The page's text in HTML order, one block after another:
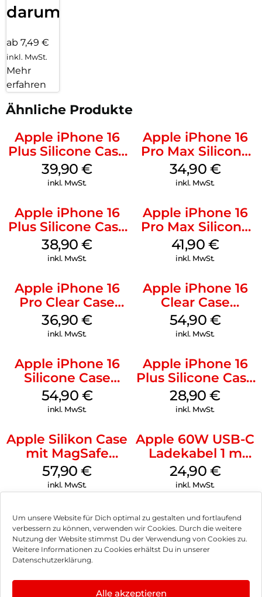
Um unsere Website für Dich optimal zu gestalten und fortlaufend
verbessern zu können, verwenden wir Cookies. Durch die weitere
Nutzung der Website stimmst Du der Verwendung von Cookies zu.
Weitere Informationen zu Cookies erhältst Du in unserer
Datenschutzerklärung.
Alle akzeptieren
darum!
ab 7,49 €
inkl. MwSt.
Mehr
erfahren
Ähnliche Produkte
Apple iPhone 16
Plus Silicone Case
MagSafe Plum
39,90€
inkl. MwSt.
Apple iPhone 16
Pro Max Silicone
Case MagSafe
Denim
34,90 €
inkl. MwSt.
Apple iPhone 16
Plus Silicone Case
MagSafe Denim
38,90€
inkl. MwSt.
Apple iPhone 16
Pro Max Silicone
Case MagSafe
Ultramarine
41,90 €
inkl. MwSt.
Apple iPhone 16
Pro Clear Case
MagSafe
Transparent
36,90€
inkl. MwSt.
Apple iPhone 16
Clear Case
MagSafe
Transparent
54,90 €
inkl. MwSt.
Apple iPhone 16
Silicone Case
MagSafe Black
54,90 €
inkl. MwSt.
Apple iPhone 16
Plus Silicone Case
MagSafe Black
28,90€
inkl. MwSt.
Apple Silikon Case
mit MagSafe
iPhone 14 Pro
(PRODUCT)RED
57,90€
inkl. MwSt.
Apple 60W USB-C
Ladekabel 1 m
Weiß
24,90 €
inkl. MwSt.
Impressum